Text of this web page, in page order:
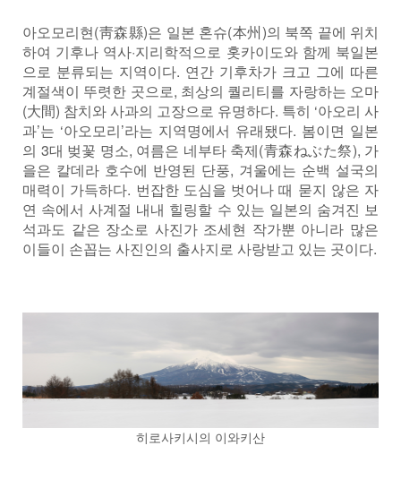
아오모리현(靑森縣)은 일본 혼슈(本州)의 북쪽 끝에 위치
하여 기후나 역사·지리학적으로 홋카이도와 함께 북일본
으로 분류되는 지역이다. 연간 기후차가 크고 그에 따른
계절색이 뚜렷한 곳으로, 최상의 퀄리티를 자랑하는 오마
(大間) 참치와 사과의 고장으로 유명하다. 특히 ‘아오리 사
과’는 ‘아오모리’라는 지역명에서 유래됐다. 봄이면 일본
의 3대 벚꽃 명소, 여름은 네부타 축제(青森ねぶた祭), 가
을은 칼데라 호수에 반영된 단풍, 겨울에는 순백 설국의
매력이 가득하다. 번잡한 도심을 벗어나 때 묻지 않은 자
연 속에서 사계절 내내 힐링할 수 있는 일본의 숨겨진 보
석과도 같은 장소로 사진가 조세현 작가뿐 아니라 많은
이들이 손꼽는 사진인의 출사지로 사랑받고 있는 곳이다.
히로사키시의 이와키산